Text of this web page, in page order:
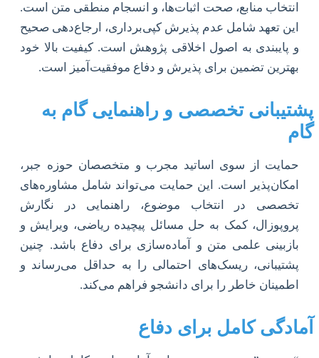
انتخاب منابع، صحت اثبات‌ها، و انسجام منطقی متن است.
این تعهد شامل عدم پذیرش کپی‌برداری، ارجاع‌دهی صحیح
و پایبندی به اصول اخلاقی پژوهش است. کیفیت بالا خود
بهترین تضمین برای پذیرش و دفاع موفقیت‌آمیز است.
پشتیبانی تخصصی و راهنمایی گام به
گام
حمایت از سوی اساتید مجرب و متخصصان حوزه جبر،
امکان‌پذیر است. این حمایت می‌تواند شامل مشاوره‌های
تخصصی در انتخاب موضوع، راهنمایی در نگارش
پروپوزال، کمک به حل مسائل پیچیده ریاضی، ویرایش و
بازبینی علمی متن و آماده‌سازی برای دفاع باشد. چنین
پشتیبانی، ریسک‌های احتمالی را به حداقل می‌رساند و
اطمینان خاطر را برای دانشجو فراهم می‌کند.
آمادگی کامل برای دفاع